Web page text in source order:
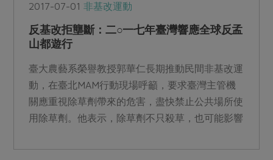
2017-07-01非基改運動
反基改拒壟斷：二○一七年臺灣響應全球反孟
山都遊行
臺大農藝系榮譽教授郭華仁長期推動民間非基改運
動，在臺北MAM行動現場呼籲，要求臺灣主管機
關應重視除草劑帶來的危害，盡快禁止公共場所使
用除草劑。他表示，除草劑不只殺草，也可能影響